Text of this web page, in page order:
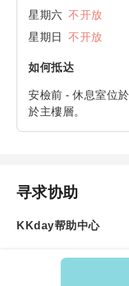
星期六 不开放
星期日
不开放
如何抵达
安檢前 - 休息室位
於主樓層。
寻求协助
KKday帮助中心